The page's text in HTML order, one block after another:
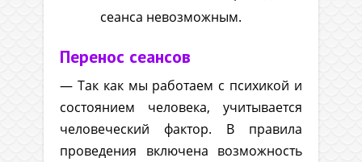
сеанса невозможным.
Перенос сеансов
— Так как мы работаем с психикой и
состоянием человека, учитывается
человеческий фактор. В правила
проведения включена возможность